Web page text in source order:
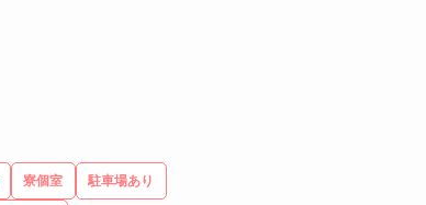
寮個室 駐車場あり